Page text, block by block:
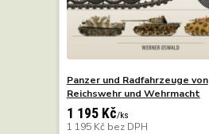
Panzer und Radfahrzeuge von
Reichswehr und Wehrmacht
1 195 Kč/ks
1 195 Kč bez DPH